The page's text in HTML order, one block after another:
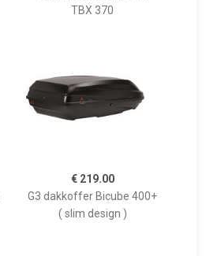
TBX 370
€ 219.00
G3 dakkoffer Bicube 400+
( slim design )